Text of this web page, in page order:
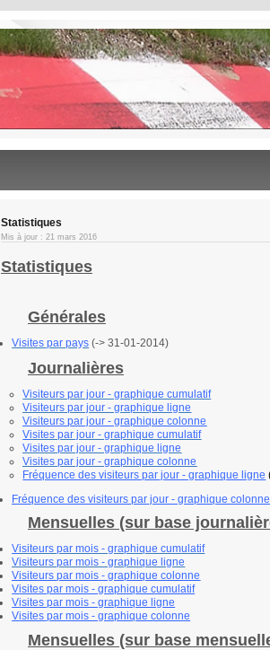
Statistiques
Mis à jour : 21 mars 2016
Statistiques
Générales
Visites par pays (-> 31-01-2014)
Journalières
Visiteurs par jour - graphique cumulatif
Visiteurs par jour - graphique ligne
Visiteurspar jour - graphique colonne
Visites par jour - graphique cumulatif
Visites par jour - graphique ligne
Visites par jour - graphique colonne
Fréquence des visiteurs par jour - graphique ligne
Fréquence des visiteurs par jour - graphique colonne
Mensuelles (sur base
Visiteurs par mois - graphique cumulatif
Visiteurs par mois - graphique ligne
Visiteurspar mois - graphique colonne
Visites par mois - graphique cumulatif
Visites par mois - graphique ligne
Visites par mois - graphique colonne
Mensuelles (sur base